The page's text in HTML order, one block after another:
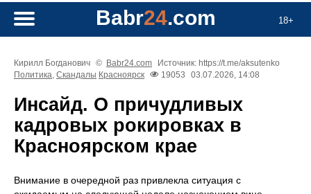
18+
Babr24.com
Кирилл Богданович © Babr24.com
Источник: https://t.me/aksutenko
Политика, Скандалы Красноярск 19053 03.07.2026, 14:08
Инсайд. О причудливых
кадровых рокировках в
Красноярском крае
Внимание в очередной раз привлекла ситуация с